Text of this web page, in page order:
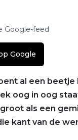
Google-feed
Google
al een
oog in oog
als een
kant van de